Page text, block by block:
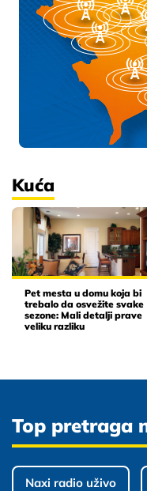
Kuća
Pet mesta u domu koja bi
trebalo da osvežite svake
sezone: Mali detalji prave
veliku razliku
Top pretraga
Naxi radio uživo